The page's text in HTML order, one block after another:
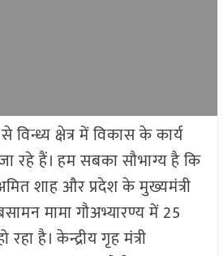
विन्ध्य क्षेत्र में विकास के कार्य
रहे हैं। हम सबका सौभाग्य है कि
अमित शाह और प्रदेश के मुख्यमंत्री
मामा गौअभ्यारण्य में 25
है। केन्द्रीय गृह मंत्री